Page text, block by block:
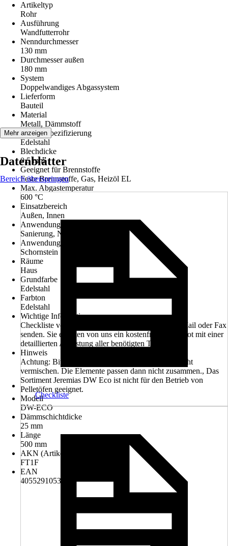
Artikeltyp
Rohr
Ausführung
Wandfutterrohr
Nenndurchmesser
130 mm
Durchmesser außen
180 mm
System
Doppelwandiges Abgassystem
Lieferform
Bauteil
Material
Metall, Dämmstoff
Materialspezifizierung
Edelstahl
Blechdicke
0,5 mm
Geeignet für Brennstoffe
Feste Brennstoffe, Gas, Heizöl EL
Max. Abgastemperatur
600 °C
Einsatzbereich
Außen, Innen
Anwendung
Sanierung, Neubau
Anwendungsbereich
Schornstein
Räume
Haus
Grundfarbe
Edelstahl
Farbton
Edelstahl
Wichtige Information
Checkliste vollständig ausfüllen und an uns per E-Mail oder Fax
senden. Sie erhalten von uns ein kostenfreies Angebot mit einer
detaillierten Auflistung aller benötigten Teile
Hinweis
Achtung: Bitte die Systeme Vision, Eco und FU nicht
vermischen. Die Elemente passen dann nicht zusammen., Das
Sortiment Jeremias DW Eco ist nicht für den Betrieb von
Pelletöfen geeignet.
Modell
DW-ECO
Dämmschichtdicke
25 mm
Länge
500 mm
AKN (Artikelkurznummer)
FT1F
EAN
4055291053675
Mehr anzeigen
Datenblätter
Bereich überspringen
Checkliste